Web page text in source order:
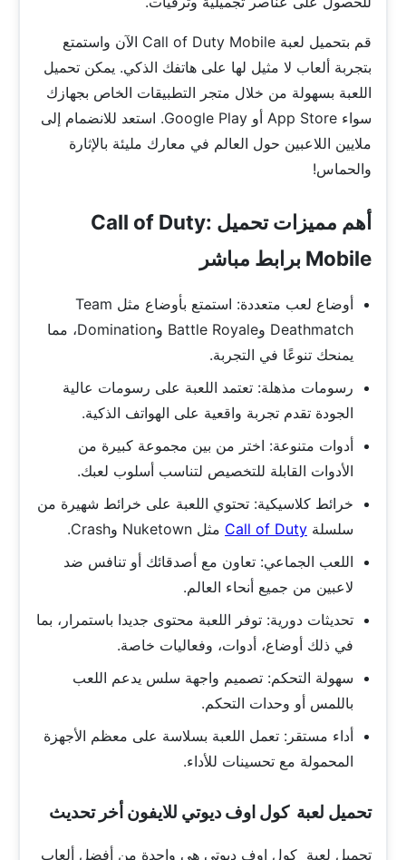
قم بتحميل لعبة Call of Duty Mobile الآن واستمتع
بتجربة ألعاب لا مثيل لها على هاتفك الذكي. يمكن تحميل
اللعبة بسهولة من خلال متجر التطبيقات الخاص بجهازك
سواء App Store أو Google Play. استعد للانضمام إلى
ملايين اللاعبين حول العالم في معارك مليئة بالإثارة
والحماس!
أهم مميزات تحميل Call of Duty:
Mobile برابط مباشر
أوضاع لعب متعددة: استمتع بأوضاع مثل Team
Deathmatch وBattle Royale وDomination، مما
يمنحك تنوعًا في التجربة.
رسومات مذهلة: تعتمد اللعبة على رسومات عالية
الجودة تقدم تجربة واقعية على الهواتف الذكية.
أدوات متنوعة: اختر من بين مجموعة كبيرة من
الأدوات القابلة للتخصيص لتناسب أسلوب لعبك.
خرائط كلاسيكية: تحتوي اللعبة على خرائط شهيرة من
سلسلة Call of Duty مثل Nuketown وCrash.
اللعب الجماعي: تعاون مع أصدقائك أو تنافس ضد
لاعبين من جميع أنحاء العالم.
تحديثات دورية: توفر اللعبة محتوى جديدا باستمرار، بما
في ذلك أوضاع، أدوات، وفعاليات خاصة.
سهولة التحكم: تصميم واجهة سلس يدعم اللعب
باللمس أو وحدات التحكم.
أداء مستقر: تعمل اللعبة بسلاسة على معظم الأجهزة
المحمولة مع تحسينات للأداء.
تحميل لعبة كول اوف ديوتي للايفون أخر تحديث
تحميل لعبة كول اوف ديوتي هي واحدة من أفضل ألعاب